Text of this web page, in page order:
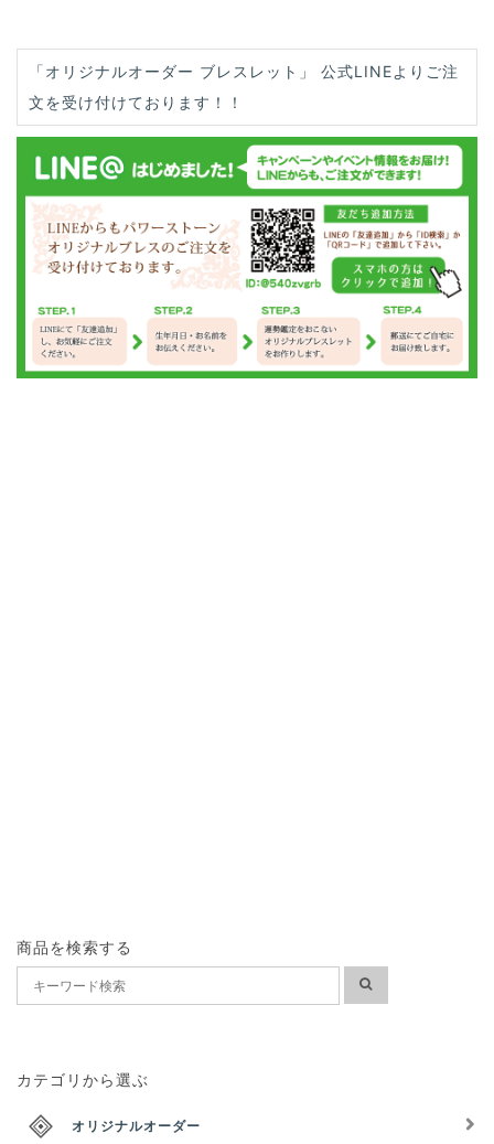
「オリジナルオーダー ブレスレット」 公式LINEよりご注
文を受け付けております！！
商品を検索する
カテゴリから選ぶ
オリジナルオーダー